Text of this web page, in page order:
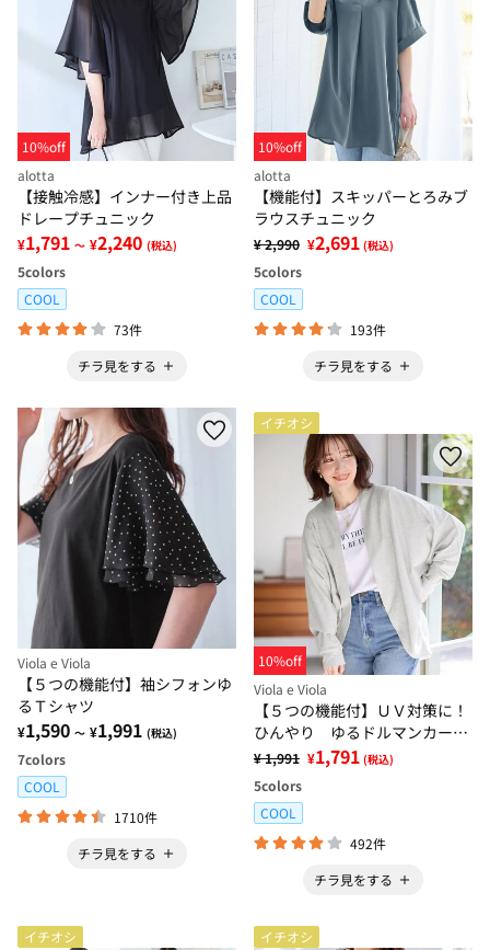
10%off
alotta
【接触冷感】インナー付き上品
ドレープチュニック
¥1,791 ～ ¥2,240 (税込)
5colors
COOL
73件
チラ見をする
10%off
alotta
【機能付】スキッパーとろみブ
ラウスチュニック
¥ 2,990 ¥2,691 (税込)
5colors
COOL
193件
チラ見をする
Viola e Viola
【５つの機能付】袖シフォンゆ
るＴシャツ
¥1,590 ～ ¥1,991 (税込)
7colors
COOL
1710件
チラ見をする
イチオシ
10%off
Viola e Viola
【５つの機能付】ＵＶ対策に！
ひんやり ゆるドルマンカーデ
ィガン
¥ 1,991 ¥1,791 (税込)
5colors
COOL
492件
チラ見をする
イチオシ イチオシ